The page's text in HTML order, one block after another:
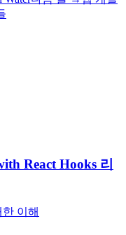
React Hooks 리
이해